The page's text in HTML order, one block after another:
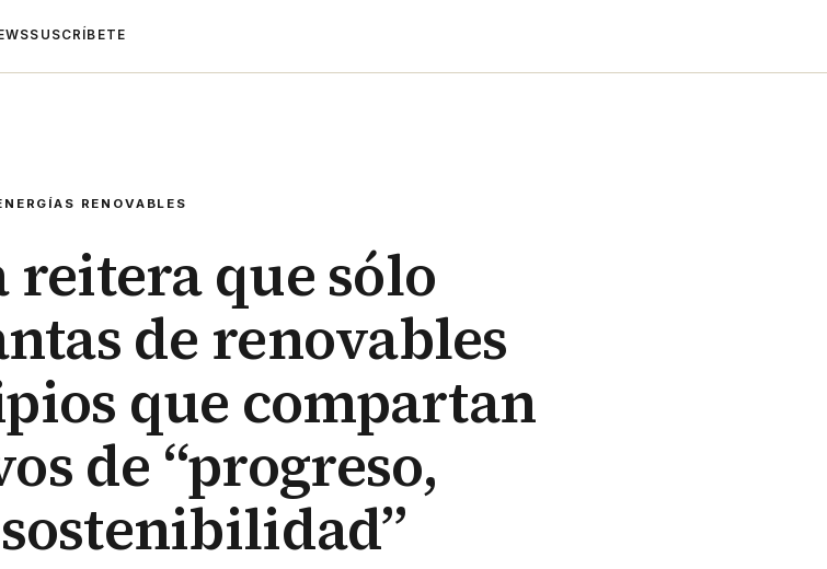
SUSCRÍBETE
RENOVABLES
reitera que sólo
de renovables
que compartan
de “progreso,